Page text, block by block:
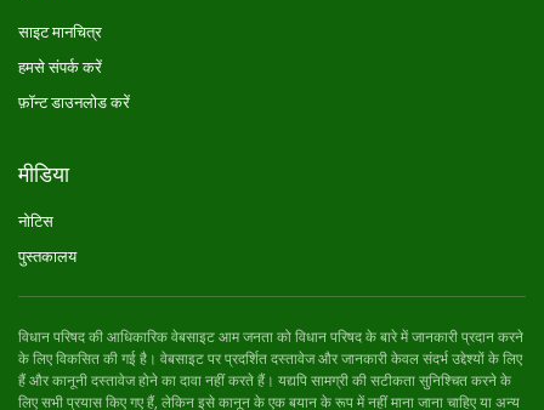
साइट मानचित्र
हमसे संपर्क करें
फ़ॉन्ट डाउनलोड करें
मीडिया
नोटिस
पुस्तकालय
विधान परिषद की आधिकारिक वेबसाइट आम जनता को विधान परिषद के बारे में जानकारी प्रदान करने
के लिए विकसित की गई है। वेबसाइट पर प्रदर्शित दस्तावेज और जानकारी केवल संदर्भ उद्देश्यों के लिए
हैं और कानूनी दस्तावेज होने का दावा नहीं करते हैं। यद्यपि सामग्री की सटीकता सुनिश्चित करने के
लिए सभी प्रयास किए गए हैं, लेकिन इसे कानून के एक बयान के रूप में नहीं माना जाना चाहिए या अन्य